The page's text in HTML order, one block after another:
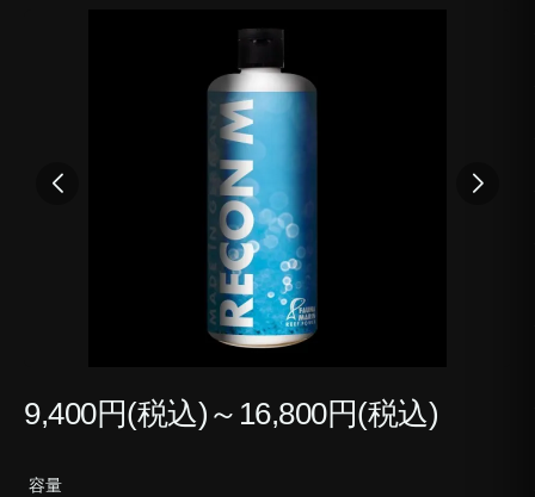
9,400円(税込)～16,800円(税込)
容量